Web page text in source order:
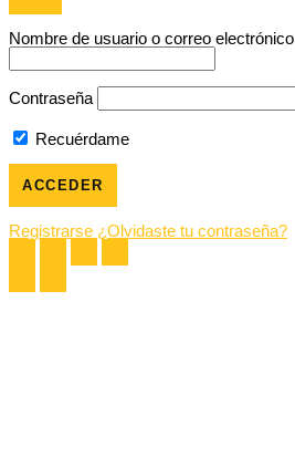
Nombre de usuario o correo electrónico
Contraseña
Recuérdame
Registrarse ¿Olvidaste tu contraseña?